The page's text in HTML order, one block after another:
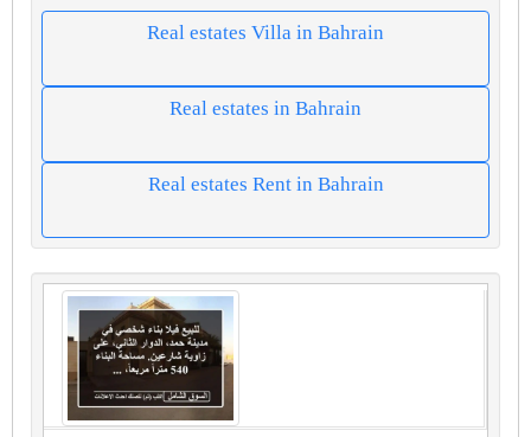
Real estates Villa in Bahrain
Real estates in Bahrain
Real estates Rent in Bahrain